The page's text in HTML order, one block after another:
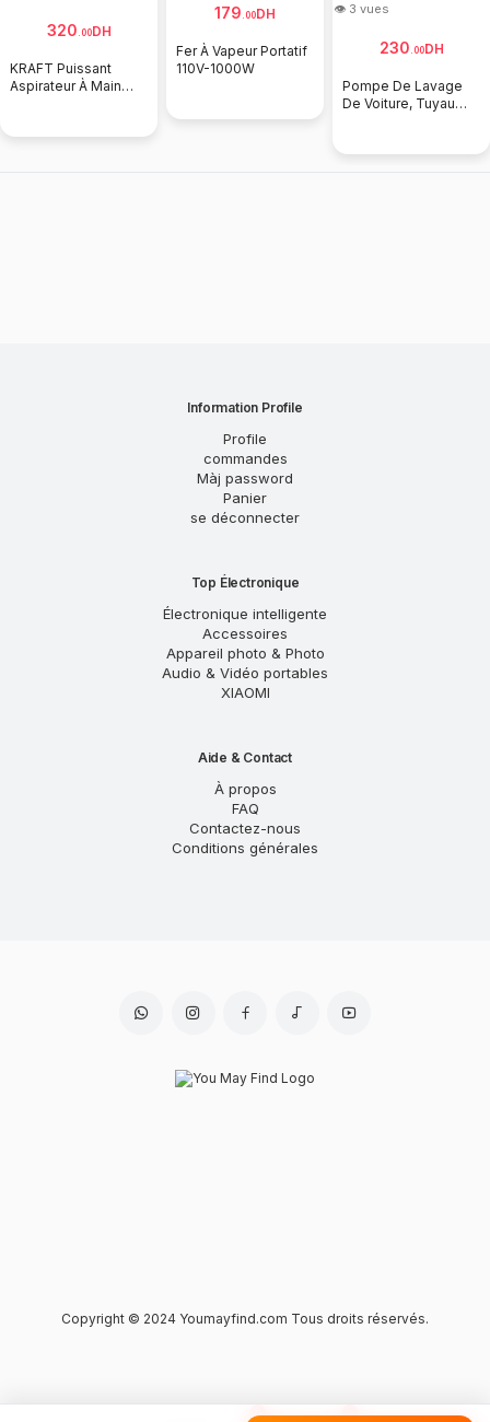
320 00DH
KRAFT Puissant
Aspirateur À Main
179 00DH
Fer À Vapeur Portatif
110V-1000W
👁 3 vues
230 00DH
Pompe De Lavage
De Voiture, Tuyau
Information Profile
Profile
commandes
Màj password
Panier
se déconnecter
Top Électronique
Électronique intelligente
Accessoires
Appareil photo & Photo
Audio & Vidéo portables
XIAOMI
Aide & Contact
À propos
FAQ
Contactez-nous
Conditions générales
Copyright © 2024 Youmayfind.com Tous droits réservés.
0 0